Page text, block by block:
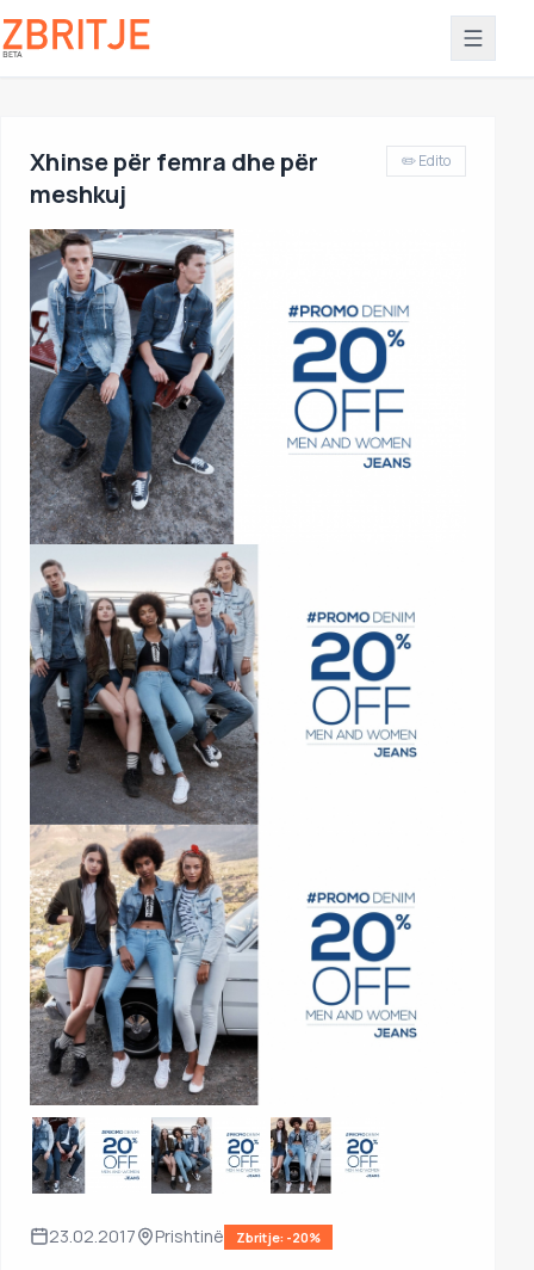
Xhinse për femra dhe për
meshkuj
✏️ Edito
23.02.2017 Prishtinë Zbritje: -20%